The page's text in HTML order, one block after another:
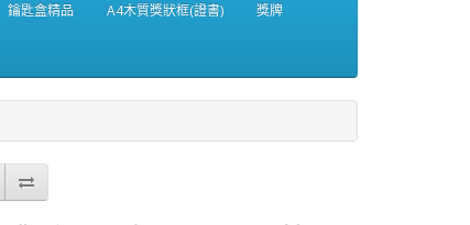
鑰匙盒精品 A4木質獎狀框(證書) 獎牌